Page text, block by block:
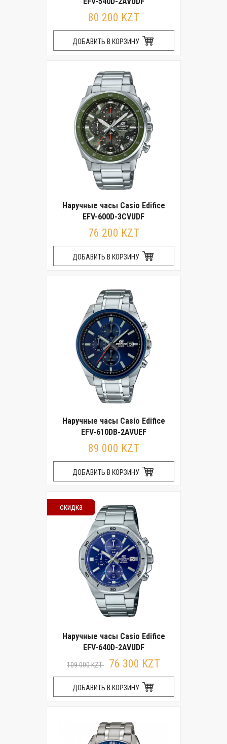
80 200 KZT
ДОБАВИТЬ В КОРЗИНУ
Наручные часы Casio Edifice
EFV-600D-3CVUDF
76 200 KZT
ДОБАВИТЬ В КОРЗИНУ
Наручные часы Casio Edifice
EFV-610DB-2AVUEF
89 000 KZT
ДОБАВИТЬ В КОРЗИНУ
скидка
Наручные часы Casio Edifice
EFV-640D-2AVUDF
109 000 KZT 76 300 KZT
ДОБАВИТЬ В КОРЗИНУ